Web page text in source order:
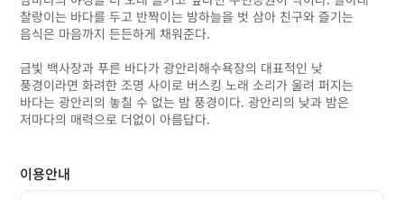
찰랑이는 바다를 두고 반짝이는 밤하늘을 벗 삼아 친구와 즐기는
음식은 마음까지 든든하게 채워준다.
금빛 백사장과 푸른 바다가 광안리해수욕장의 대표적인 낮
풍경이라면 화려한 조명 사이로 버스킹 노래 소리가 울려 퍼지는
바다는 광안리의 놓칠 수 없는 밤 풍경이다. 광안리의 낮과 밤은
저마다의 매력으로 더없이 아름답다.
이용안내